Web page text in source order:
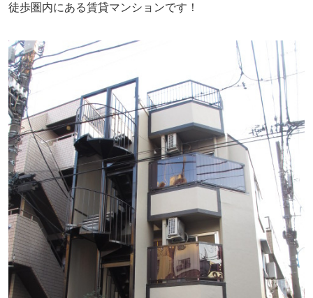
徒歩圏内にある賃貸マンションです！